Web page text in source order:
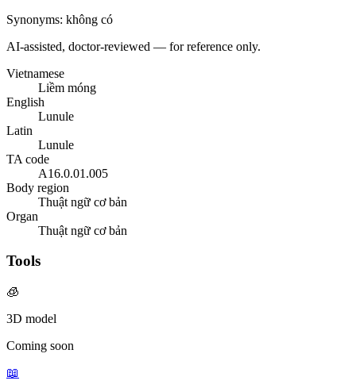
Synonyms: không có
AI-assisted, doctor-reviewed — for reference only.
Vietnamese
Liềm móng
English
Lunule
Latin
Lunule
TA code
A16.0.01.005
Body region
Thuật ngữ cơ bản
Organ
Thuật ngữ cơ bản
Tools
🧊
3D model
Coming soon
📖